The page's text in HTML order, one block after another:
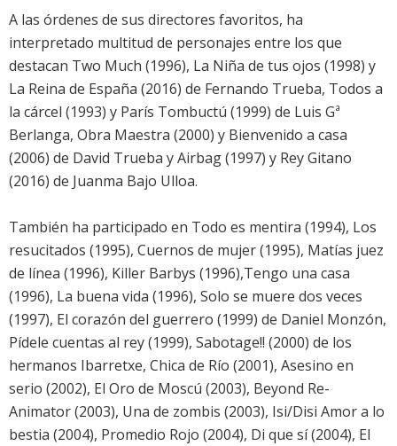
A las órdenes de sus directores favoritos, ha
interpretado multitud de personajes entre los que
destacan Two Much (1996), La Niña de tus ojos (1998) y
La Reina de España (2016) de Fernando Trueba, Todos a
la cárcel (1993) y París Tombuctú (1999) de Luis Gª
Berlanga, Obra Maestra (2000) y Bienvenido a casa
(2006) de David Trueba y Airbag (1997) y Rey Gitano
(2016) de Juanma Bajo Ulloa.
También ha participado en Todo es mentira (1994), Los
resucitados (1995), Cuernos de mujer (1995), Matías juez
de línea (1996), Killer Barbys (1996),Tengo una casa
(1996), La buena vida (1996), Solo se muere dos veces
(1997), El corazón del guerrero (1999) de Daniel Monzón,
Pídele cuentas al rey (1999), Sabotage!! (2000) de los
hermanos Ibarretxe, Chica de Río (2001), Asesino en
serio (2002), El Oro de Moscú (2003), Beyond Re-
Animator (2003), Una de zombis (2003), Isi/Disi Amor a lo
bestia (2004), Promedio Rojo (2004), Di que sí (2004), El